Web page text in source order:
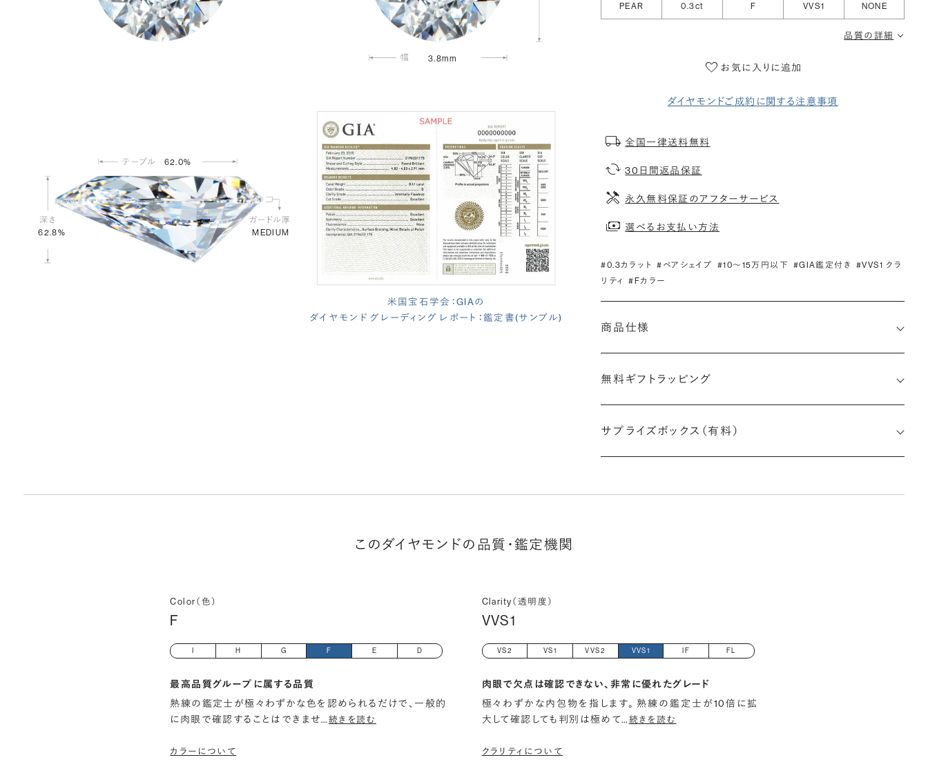
3.8mm
62.8%
62.0%
MEDIUM
米国宝石学会：GIAの
ダイヤモンド グレーディング レポート：鑑定書(サンプル)
PEAR 0.3ct F VVS1 NONE
品質の詳細
お気に入りに追加
ダイヤモンドご成約に関する注意事項
全国一律送料無料
30日間返品保証
永久無料保証のアフターサービス
選べるお支払い方法
#0.3カラット #ペアシェイプ #10〜15万円以下 #GIA鑑定付き #VVS1 クラ
リティ
#Fカラー
商品仕様
(長さx幅×深さ)
無料ギフトラッピング
サプライズボックス（有料）
このダイヤモンドの品質・鑑定機関
Color（色）
F
H G F E D
最高品質グループに属する品質
熟練の鑑定士が極々わずかな色を認められるだけで、一般的
に肉眼で確認することはできませ…続きを読む
カラーについて
Clarity（透明度）
VVS1
VS2 VS1 VVS2 VVS1 IF FL
肉眼で欠点は確認できない、非常に優れたグレード
極々わずかな内包物を指します。 熟練の鑑定士が10倍に拡
大して確認しても判別は極めて…続きを読む
クラリティについて